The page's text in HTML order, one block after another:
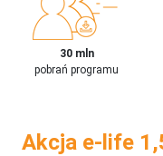
30 mln
pobrań programu
Akcja e-life